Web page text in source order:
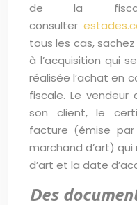
de la
consulter
tous les cas,
à l’acquisition qui
réalisée l’achat en
fiscale. Le
son client, le
facture (émise
marchand d’art)
d’art et la date
Des